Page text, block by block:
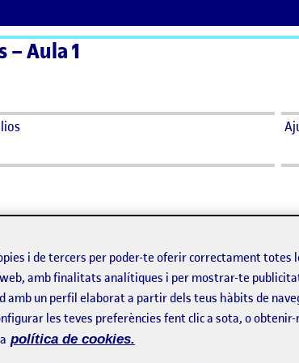
– Aula 1
i de tercers per poder-te oferir correctament totes
amb finalitats analítiques i per mostrar-te
amb un perfil elaborat a partir dels teus hàbits de
les teves preferències fent clic a sota, o obtenir-
política de cookies.